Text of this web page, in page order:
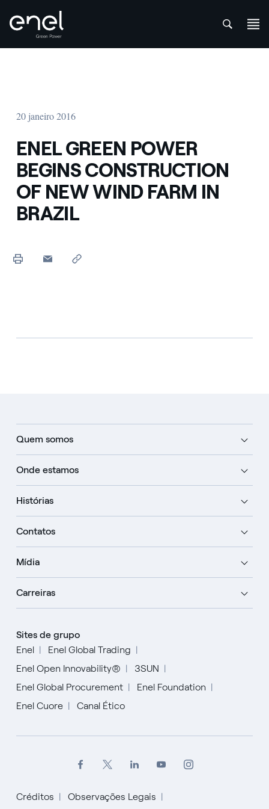
20 janeiro 2016
ENEL GREEN POWER
BEGINS CONSTRUCTION
OF NEW WIND FARM IN
BRAZIL
Quem somos
Onde estamos
Histórias
Contatos
Mídia
Carreiras
Sites de grupo
Enel
Enel Global Trading
Enel Open Innovability®
3SUN
Enel Global Procurement
Enel Foundation
Enel Cuore
Canal Ético
Créditos Observações Legais